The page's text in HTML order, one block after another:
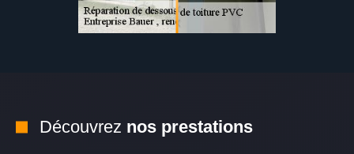
Découvrez nos prestations